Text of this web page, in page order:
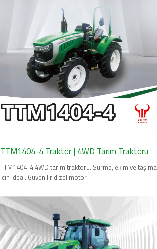
TTM1404-4 Traktör | 4WD Tarım Traktörü
TTM1404-4 4WD tarım traktörü. Sürme, ekim ve taşıma
için ideal. Güvenilir dizel motor.